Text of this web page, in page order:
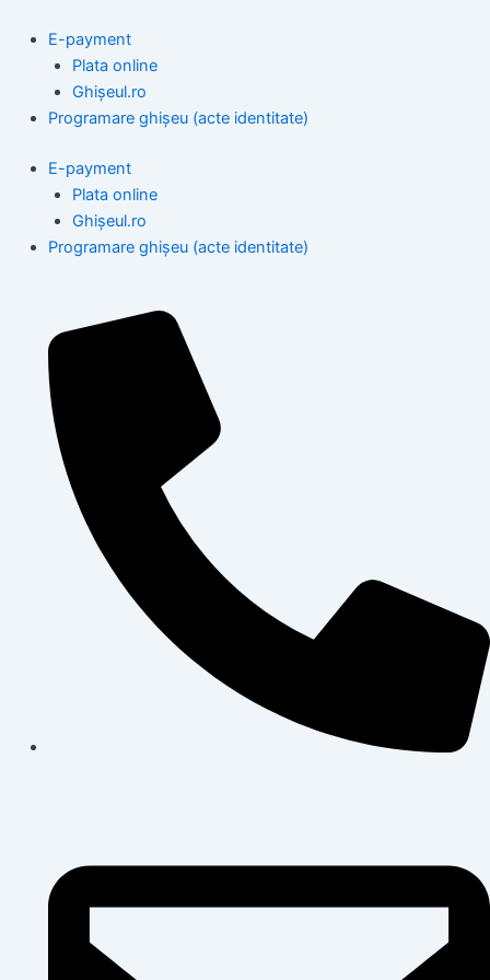
content
E-payment
Plata online
Ghișeul.ro
Programare ghișeu (acte identitate)
E-payment
Plata online
Ghișeul.ro
Programare ghișeu (acte identitate)